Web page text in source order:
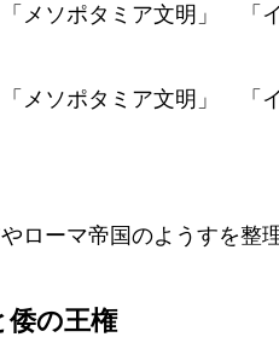
ポタミア文明」 「イ
ポタミア文明」 「イ
マ帝国のようすを整理
の王権